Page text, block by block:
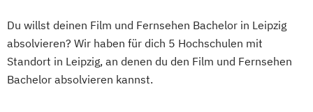
Du willst deinen Film und Fernsehen Bachelor in Leipzig
absolvieren? Wir haben für dich 5 Hochschulen mit
Standort in Leipzig, an denen du den Film und Fernsehen
Bachelor absolvieren kannst.